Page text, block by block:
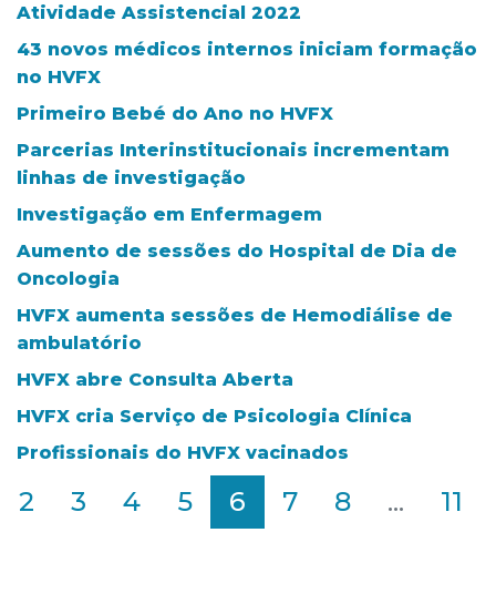
Atividade Assistencial 2022
43 novos médicos internos iniciam formação
no HVFX
Primeiro Bebé do Ano no HVFX
Parcerias Interinstitucionais incrementam
linhas de investigação
Investigação em Enfermagem
Aumento de sessões do Hospital de Dia de
Oncologia
HVFX aumenta sessões de Hemodiálise de
ambulatório
HVFX abre Consulta Aberta
HVFX cria Serviço de Psicologia Clínica
Profissionais do HVFX vacinados
2 3 4 5 6 7 8 ... 11